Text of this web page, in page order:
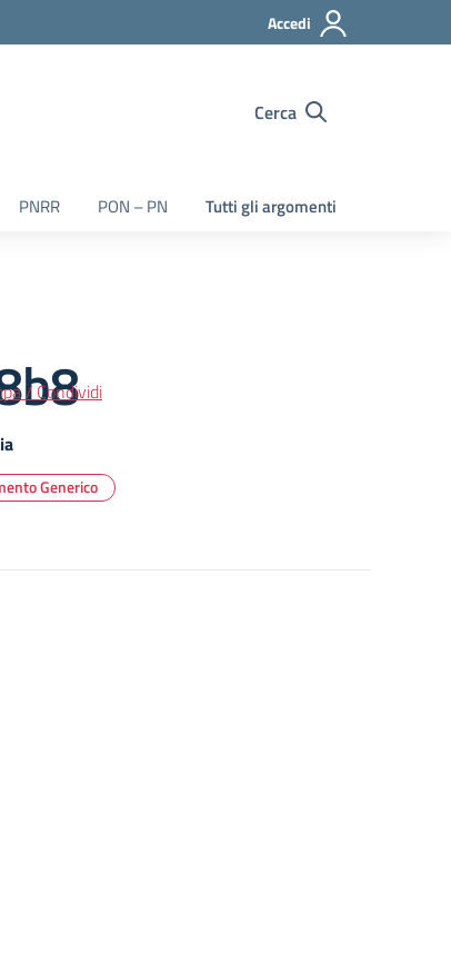
Accedi
Cerca
PNRR PON – PN Tutti gli argomenti
/ Condividi
Generico